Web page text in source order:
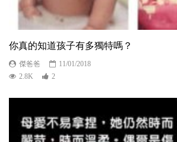
你真的知道孩子有多獨特嗎？
傑爸爸
11/01/2018
2.8K
2